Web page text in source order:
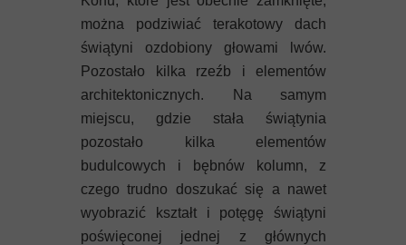
można podziwiać terakotowy dach
świątyni ozdobiony głowami lwów.
Pozostało kilka rzeźb i elementów
architektonicznych. Na samym
miejscu, gdzie stała świątynia
pozostało kilka elementów
budulcowych i bębnów kolumn, z
czego trudno doszukać się a nawet
wyobrazić kształt i potęgę świątyni
poświęconej jednej z głównych